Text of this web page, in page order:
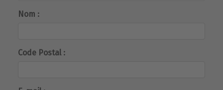
Nom :
Code Postal :